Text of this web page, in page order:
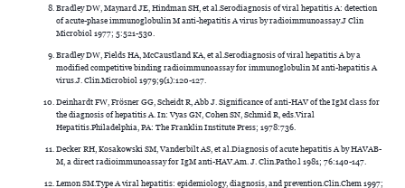
Bradley DW, Maynard JE, Hindman SH, et al.Serodiagnosis of viral hepatitis A: detection
of acute-phase immunoglobulin M anti-hepatitis A virus by radioimmunoassay.J Clin
Microbiol 1977; 5:521-530.
Bradley DW, Fields HA, McCaustland KA, et al.Serodiagnosis of viral hepatitis A by a
modified competitive binding radioimmunoassay for immunoglobulin M anti-hepatitis A
virus.J. Clin.Microbiol 1979;9(1):120-127.
Deinhardt FW, Frösner GG, Scheidt R, Abb J. Significance of anti-HAV of the IgM class for
the diagnosis of hepatitis A. In: Vyas GN, Cohen SN, Schmid R, eds.Viral
Hepatitis.Philadelphia, PA: The Franklin Institute Press; 1978:736.
Decker RH, Kosakowski SM, Vanderbilt AS, et al.Diagnosis of acute hepatitis A by HAVAB-
M, a direct radioimmunoassay for IgM anti-HAV.Am. J. Clin.Patho.l 1981; 76:140-147.
Lemon SM.Type A viral hepatitis: epidemiology, diagnosis, and prevention.Clin.Chem 1997;